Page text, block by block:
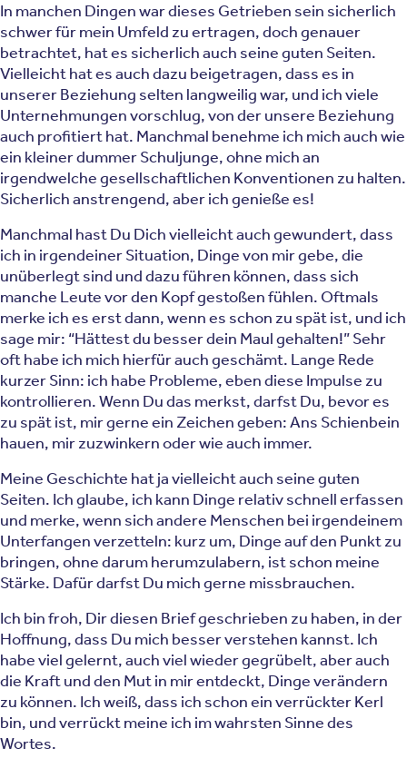
In manchen Dingen war dieses Getrieben sein sicherlich
schwer für mein Umfeld zu ertragen, doch genauer
betrachtet, hat es sicherlich auch seine guten Seiten.
Vielleicht hat es auch dazu beigetragen, dass es in
unserer Beziehung selten langweilig war, und ich viele
Unternehmungen vorschlug, von der unsere Beziehung
auch profitiert hat. Manchmal benehme ich mich auch wie
ein kleiner dummer Schuljunge, ohne mich an
irgendwelche gesellschaftlichen Konventionen zu halten.
Sicherlich anstrengend, aber ich genieße es!
Manchmal hast Du Dich vielleicht auch gewundert, dass
ich in irgendeiner Situation, Dinge von mir gebe, die
unüberlegt sind und dazu führen können, dass sich
manche Leute vor den Kopf gestoßen fühlen. Oftmals
merke ich es erst dann, wenn es schon zu spät ist, und ich
sage mir: “Hättest du besser dein Maul gehalten!” Sehr
oft habe ich mich hierfür auch geschämt. Lange Rede
kurzer Sinn: ich habe Probleme, eben diese Impulse zu
kontrollieren. Wenn Du das merkst, darfst Du, bevor es
zu spät ist, mir gerne ein Zeichen geben: Ans Schienbein
hauen, mir zuzwinkern oder wie auch immer.
Meine Geschichte hat ja vielleicht auch seine guten
Seiten. Ich glaube, ich kann Dinge relativ schnell erfassen
und merke, wenn sich andere Menschen bei irgendeinem
Unterfangen verzetteln: kurz um, Dinge auf den Punkt zu
bringen, ohne darum herumzulabern, ist schon meine
Stärke. Dafür darfst Du mich gerne missbrauchen.
Ich bin froh, Dir diesen Brief geschrieben zu haben, in der
Hoffnung, dass Du mich besser verstehen kannst. Ich
habe viel gelernt, auch viel wieder gegrübelt, aber auch
die Kraft und den Mut in mir entdeckt, Dinge verändern
zu können. Ich weiß, dass ich schon ein verrückter Kerl
bin, und verrückt meine ich im wahrsten Sinne des
Wortes.